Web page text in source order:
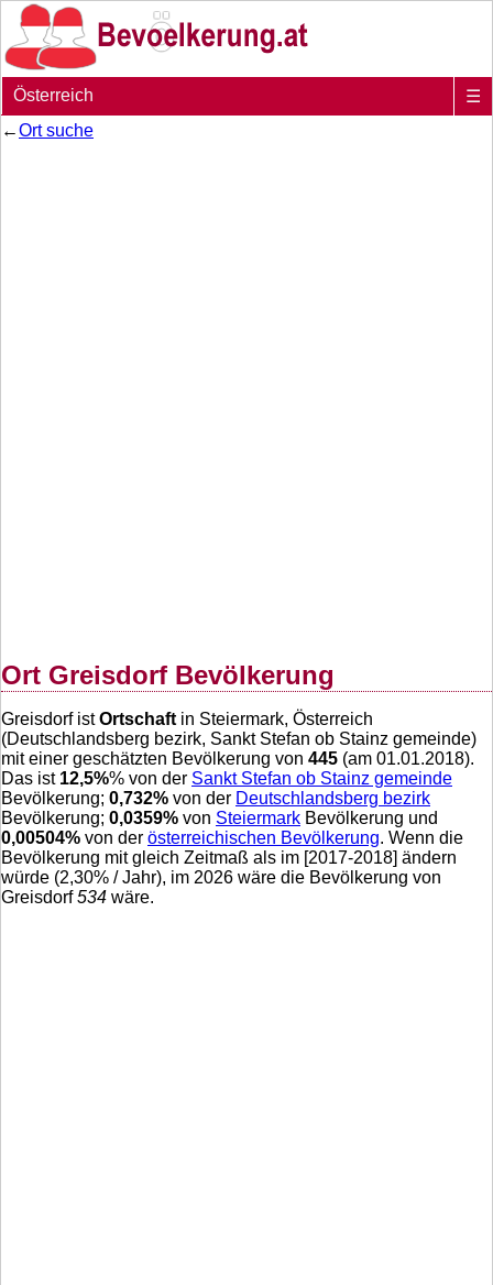
Österreich
☰
←Ort suche
Ort Greisdorf Bevölkerung
Greisdorf istOrtschaft in Steiermark, Österreich
(Deutschlandsberg bezirk, Sankt Stefan ob Stainz gemeinde)
mit einer geschätzten Bevölkerung von 445 (am 01.01.2018).
Das ist 12,5%% von der Sankt Stefan ob Stainz gemeinde
Bevölkerung; 0,732% von der Deutschlandsberg bezirk
Bevölkerung; 0,0359% von Steiermark Bevölkerung und
0,00504% von der österreichischen Bevölkerung. Wenn die
Bevölkerung mit gleich Zeitmaß als im [2017-2018] ändern
würde (2,30% / Jahr), im 2026 wäre die Bevölkerung von
Greisdorf534 wäre.